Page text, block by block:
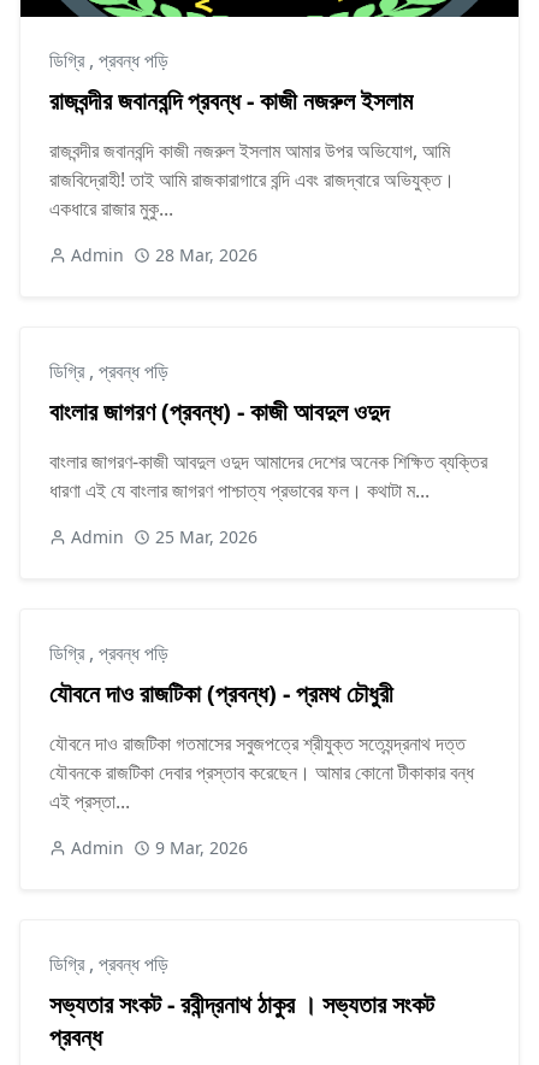
ডিগ্রি, প্রবন্ধ পড়ি
রাজবন্দীর জবানবন্দি প্রবন্ধ - কাজী নজরুল ইসলাম
রাজবন্দীর জবানবন্দি কাজী নজরুল ইসলাম আমার উপর অভিযোগ, আমি
রাজবিদ্রোহী! তাই আমি রাজকারাগারে বন্দি এবং রাজদ্বারে অভিযুক্ত।
একধারে রাজার মুকু...
Admin 28 Mar, 2026
ডিগ্রি, প্রবন্ধ পড়ি
বাংলার জাগরণ (প্রবন্ধ) - কাজী আবদুল ওদুদ
বাংলার জাগরণ-কাজী আবদুল ওদুদ আমাদের দেশের অনেক শিক্ষিত ব্যক্তির
ধারণা এই যে বাংলার জাগরণ পাশ্চাত্য প্রভাবের ফল। কথাটা ম...
Admin 25 Mar, 2026
ডিগ্রি, প্রবন্ধ পড়ি
যৌবনে দাও রাজটিকা (প্রবন্ধ) - প্রমথ চৌধুরী
যৌবনে দাও রাজটিকা গতমাসের সবুজপত্রে শ্রীযুক্ত সত্যেন্দ্রনাথ দত্ত
যৌবনকে রাজটিকা দেবার প্রস্তাব করেছেন। আমার কোনো টীকাকার বন্ধ
এই প্রস্তা...
Admin 9 Mar, 2026
ডিগ্রি, প্রবন্ধ পড়ি
সভ্যতার সংকট - রবীন্দ্রনাথ ঠাকুর । সভ্যতার সংকট
প্রবন্ধ